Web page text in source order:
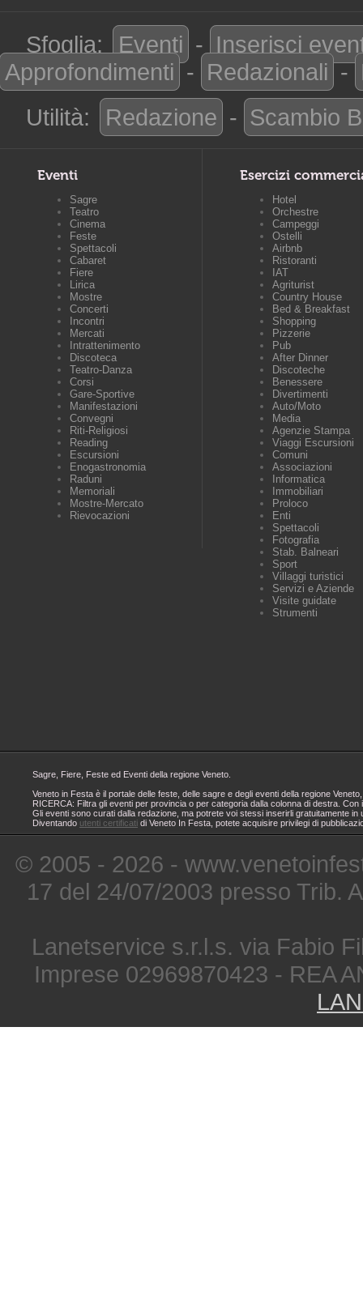
Sfoglia: Eventi - Inserisci
Approfondimenti - Redazionali -
Utilità:
Redazione - Scambio
Eventi
Sagre
Teatro
Cinema
Feste
Spettacoli
Cabaret
Fiere
Lirica
Mostre
Concerti
Incontri
Mercati
Intrattenimento
Discoteca
Teatro-Danza
Corsi
Gare-Sportive
Manifestazioni
Convegni
Riti-Religiosi
Reading
Escursioni
Enogastronomia
Raduni
Memoriali
Mostre-Mercato
Rievocazioni
Esercizi
Hotel
Orchestre
Campeggi
Ostelli
Airbnb
Ristoranti
IAT
Agriturist
Country House
Bed & Breakfast
Shopping
Pizzerie
Pub
After Dinner
Discoteche
Benessere
Divertimenti
Auto/Moto
Media
Agenzie Stampa
Viaggi Escursioni
Comuni
Associazioni
Informatica
Immobiliari
Proloco
Enti
Spettacoli
Fotografia
Stab. Balneari
Sport
Villaggi turistici
Servizi e Aziende
Visite guidate
Strumenti
Sagre, Fiere, Feste ed Eventi della regione Veneto.
Veneto in Festa è il portale delle feste, delle sagre e degli eventi della regione
RICERCA: Filtra gli eventi per provincia o per categoria dalla colonna di destra.
Gli eventi sono curati dalla redazione, ma potrete voi stessi inserirli gratuitamente
Diventando utenti certificati di Veneto In Festa, potete acquisire privilegi di
© 2005 - 2026 -
17 del 24/07/2003 presso Trib.
Lanetservice s.r.l.s. via Fabio
Imprese 02969870423 - REA